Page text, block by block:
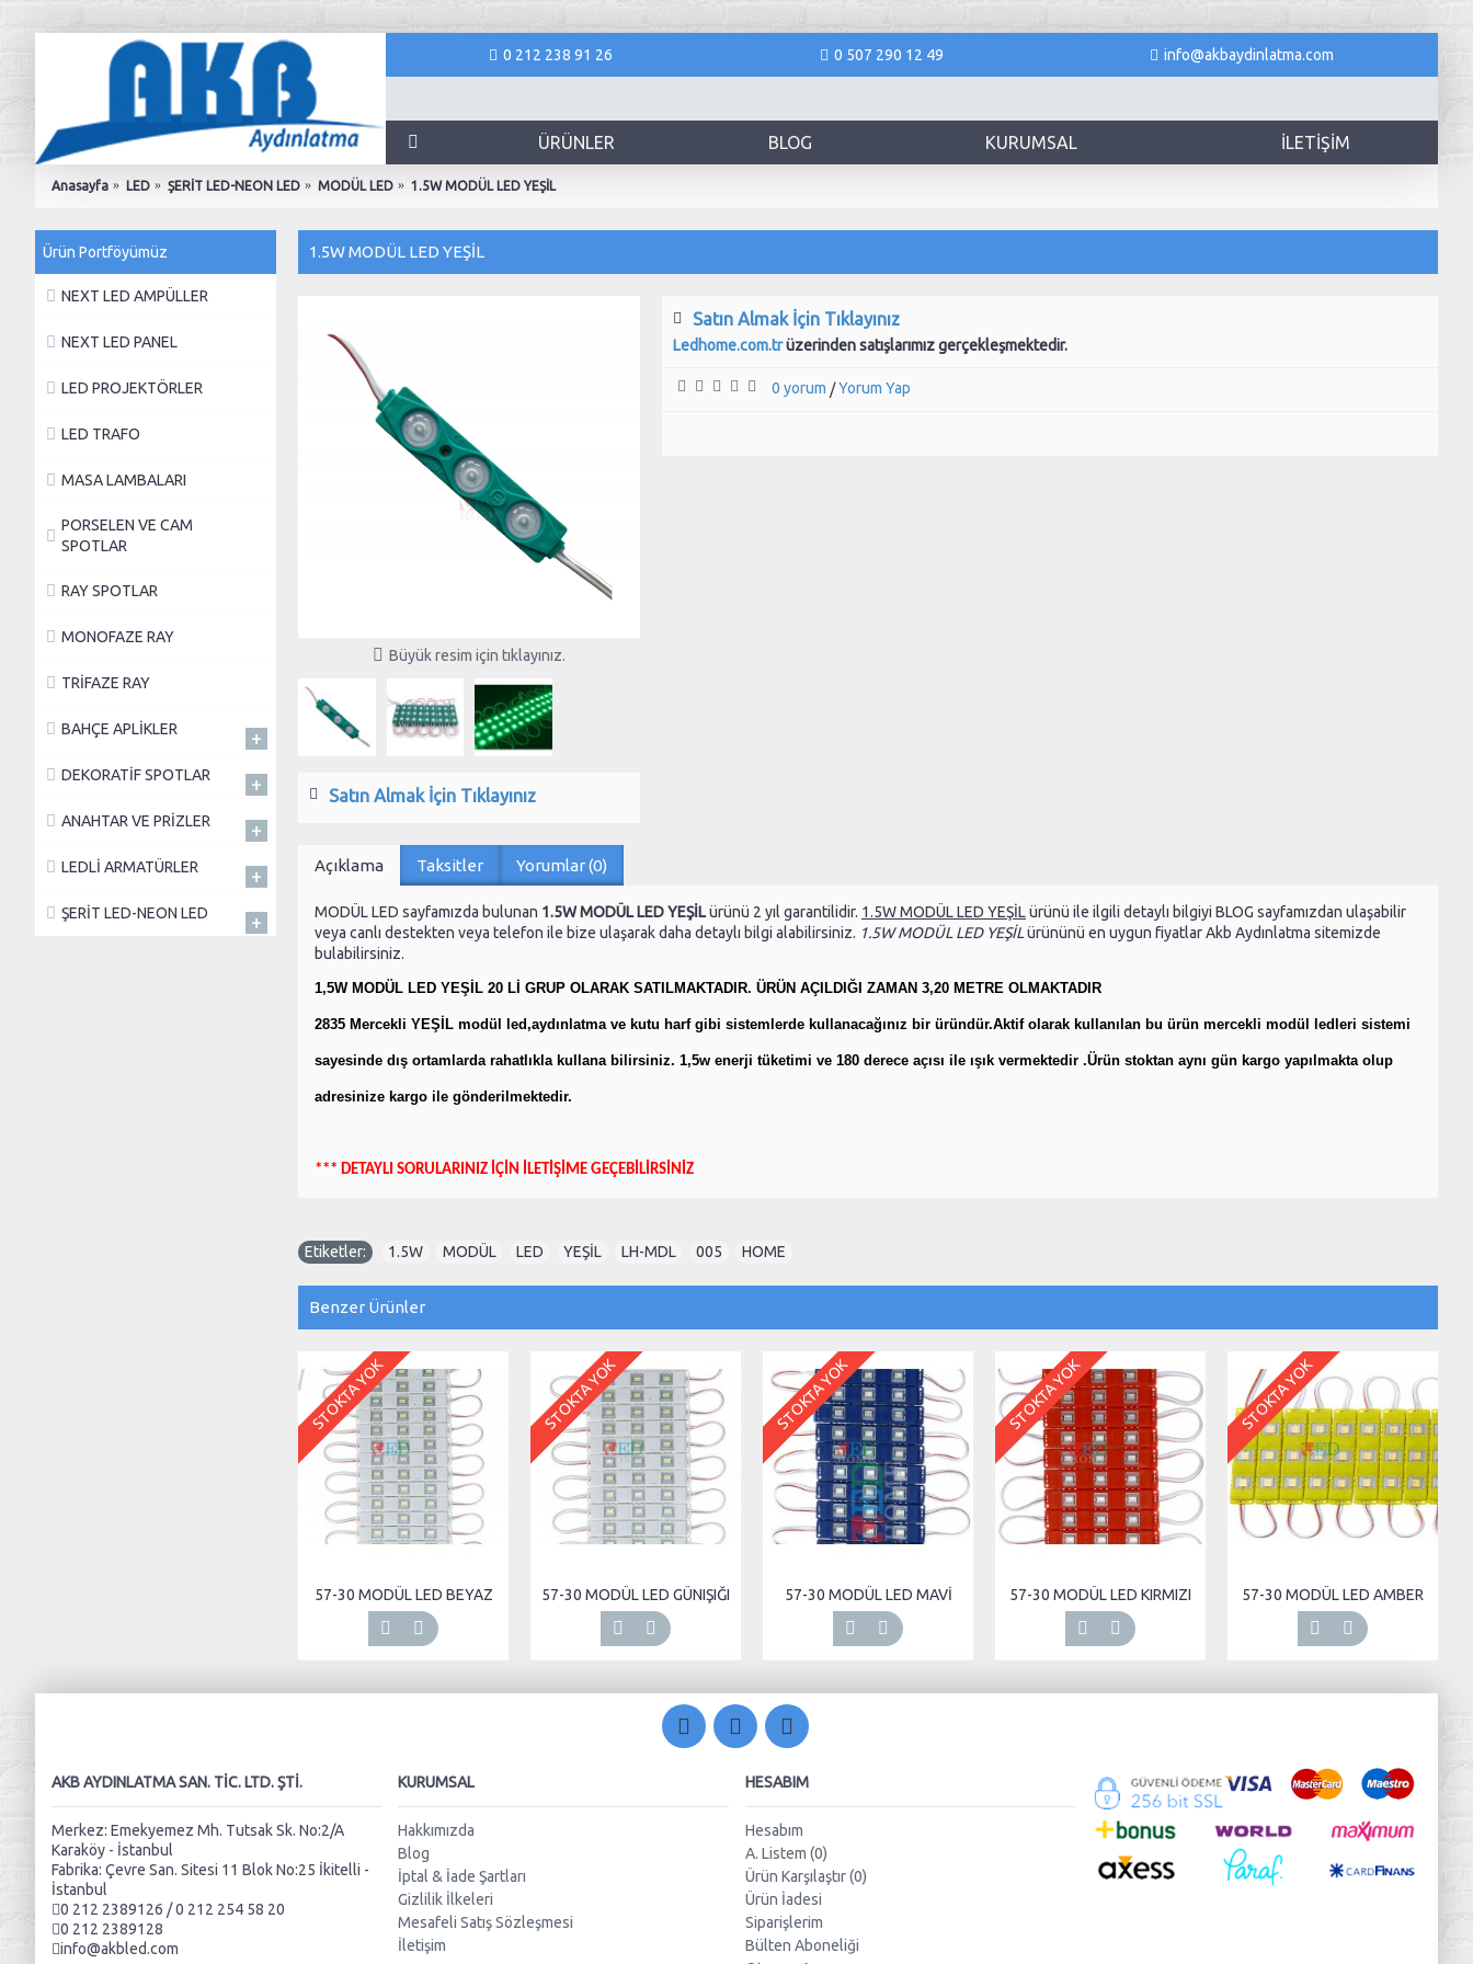
0 212 238 91 26 0 507 290 12 49 info@akbaydinlatma.com
ÜRÜNLER BLOG KURUMSAL İLETIŞIM
Anasayfa LED ŞERİT LED-NEON LED MODÜL LED 1.5W MODÜL LED YEŞİL
Ürün Portföyümüz
NEXT LED AMPÜLLER
NEXT LED PANEL
LED PROJEKTÖRLER
LED TRAFO
MASA LAMBALARI
PORSELEN VE CAM
SPOTLAR
RAY SPOTLAR
MONOFAZE RAY
TRİFAZE RAY
BAHÇE APLİKLER +
DEKORATİF SPOTLAR +
ANAHTAR VE PRİZLER +
LEDLİ ARMATÜRLER +
ŞERİT LED-NEON LED +
1.5W MODÜL LED YEŞİL
Büyük resim için tıklayınız.
Satın Almak İçin Tıklayınız
Satın Almak İçin Tıklayınız
Ledhome.com.trüzerinden satışlarımız gerçekleşmektedir.
0 yorum /Yorum Yap
Açıklama Taksitler Yorumlar (0)
MODÜL LED sayfamızda bulunan 1.5W MODÜL LED YEŞİLürünü 2 yıl garantilidir. 1.5W MODÜL LED YEŞİLürünü ile ilgili detaylı bilgiyi BLOG sayfamızdan ulaşabilir
veya canlı destekten veya telefon ile bize ulaşarak daha detaylı bilgi alabilirsiniz. 1.5W MODÜL LED YEŞİLürününü en uygun fiyatlar Akb Aydınlatma sitemizde
bulabilirsiniz.
1,5W MODÜL LED YEŞİL 20 Lİ GRUP OLARAK SATILMAKTADIR. ÜRÜN AÇILDIĞI ZAMAN 3,20 METRE OLMAKTADIR
2835 Mercekli YEŞİL modül led,aydınlatma ve kutu harf gibi sistemlerde kullanacağınız bir üründür.Aktif olarak kullanılan bu ürün mercekli modül ledleri sistemi
sayesinde dış ortamlarda rahatlıkla kullana bilirsiniz. 1,5w enerji tüketimi ve 180 derece açısı ile ışık vermektedir .Ürün stoktan aynı gün kargo yapılmakta olup
adresinize kargo ile gönderilmektedir.
*** DETAYLI SORULARINIZ İÇİN İLETİŞİME GEÇEBİLİRSİNİZ
Etiketler: 1.5W MODÜL LED YEŞİL LH-MDL 005 HOME
Benzer Ürünler
STOKTA YOK
57-30 MODÜL LED BEYAZ
STOKTA YOK
57-30 MODÜL LED GÜNIŞIĞI
STOKTA YOK
57-30 MODÜL LED MAVİ
STOKTA YOK
57-30 MODÜL LED KIRMIZI
STOKTA YOK
57-30 MODÜL LED AMBER
AKB AYDINLATMA SAN. TIC. LTD. ŞTI.
Merkez: Emekyemez Mh. Tutsak Sk. No:2/A
Karaköy - İstanbul
Fabrika: Çevre San. Sitesi 11 Blok No:25 İkitelli -
İstanbul
0 212 2389126 / 0 212 254 58 20
0 212 2389128
info@akbled.com
KURUMSAL
Hakkımızda
Blog
İptal & İade Şartları
Gizlilik İlkeleri
Mesafeli Satış Sözleşmesi
İletişim
HESABIM
Hesabım
A. Listem (0)
Ürün Karşılaştır (0)
Ürün İadesi
Siparişlerim
Bülten Aboneliği